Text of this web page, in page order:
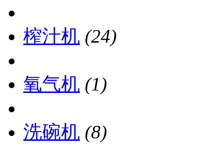
榨汁机 (24)
氧气机 (1)
洗碗机 (8)